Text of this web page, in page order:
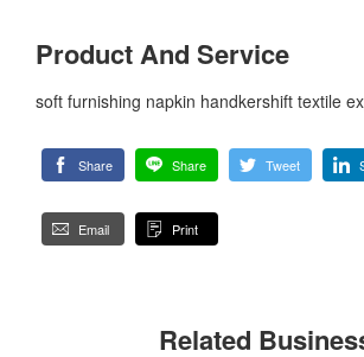
Product And Service
soft furnishing napkin handkershift textile
Share Share Tweet
Email Print
Related